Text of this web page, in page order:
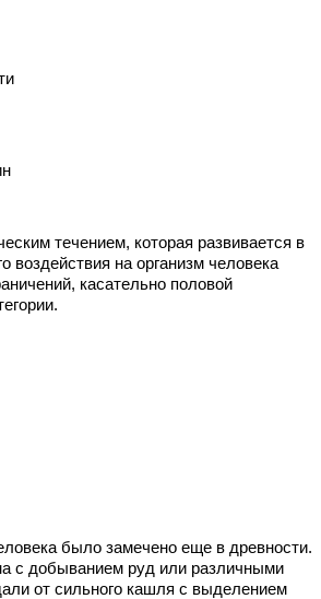
течением, которая развивается в
воздействия на организм человека
касательно половой
было замечено еще в древности.
с добыванием руд или различными
от сильного кашля с выделением